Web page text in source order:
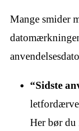
Mange smider
“Sidste
Her bør du